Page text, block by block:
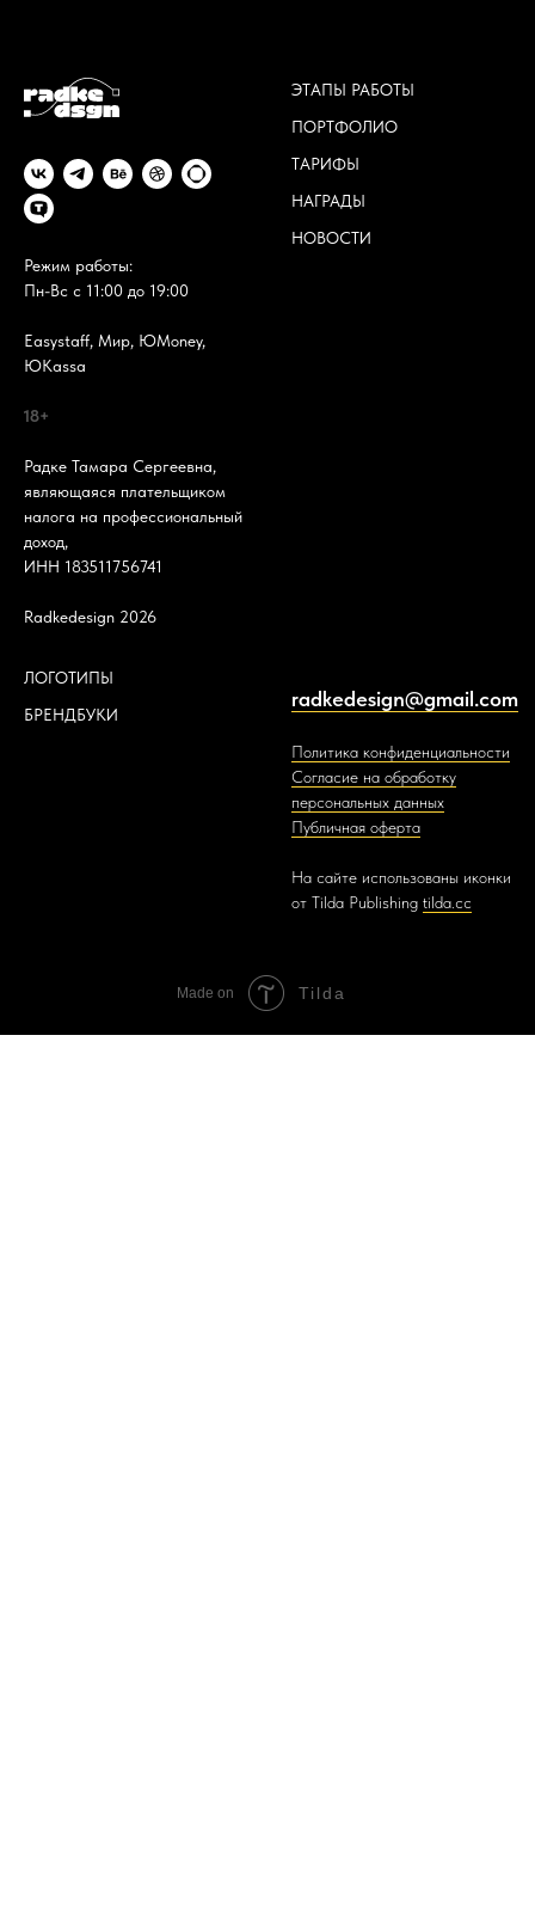
Режим работы:
Пн-Вс с 11:00 до 19:00
Easystaff, Мир, ЮMoney,
ЮKassa
18+
Радке Тамара Сергеевна,
являющаяся плательщиком
налога на профессиональный
доход,
ИНН 183511756741
Radkedesign 2026
ЭТАПЫ РАБОТЫ
ПОРТФОЛИО
ТАРИФЫ
НАГРАДЫ
НОВОСТИ
ЛОГОТИПЫ
БРЕНДБУКИ
radkedesign@gmail.com
Политика конфиденциальности
Согласие на обработку
персональных данных
Публичная оферта
На сайте использованы иконки
от Tilda Publishing tilda.cc
Made on Tilda